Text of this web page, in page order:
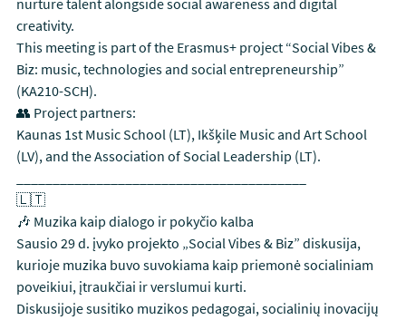
nurture talent alongside social awareness and digital
creativity.
This meeting is part of the Erasmus+ project “Social Vibes &
Biz: music, technologies and social entrepreneurship”
(KA210-SCH).
👥 Project partners:
Kaunas 1st Music School (LT), Ikšķile Music and Art School
(LV), and the Association of Social Leadership (LT).
🇱🇹
🎶 Muzika kaip dialogo ir pokyčio kalba
Sausio 29 d. įvyko projekto „Social Vibes & Biz” diskusija,
kurioje muzika buvo suvokiama kaip priemonė socialiniam
poveikiui, įtraukčiai ir verslumui kurti.
Diskusijoje susitiko muzikos pedagogai, socialinių inovacijų